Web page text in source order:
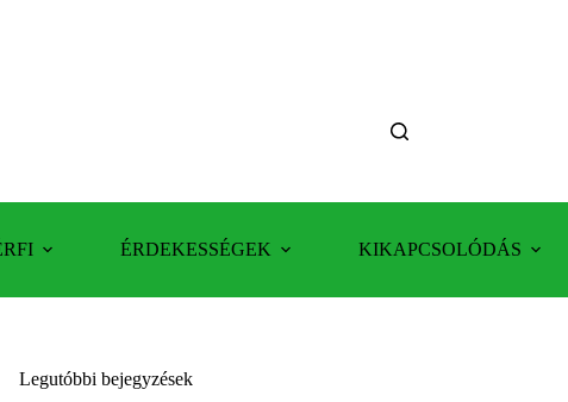
ÉRDEKESSÉGEK KIKAPCSOLÓDÁS
Legutóbbi bejegyzések